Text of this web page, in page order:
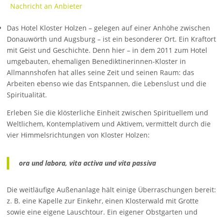
Nachricht an Anbieter
Das Hotel Kloster Holzen – gelegen auf einer Anhöhe zwischen
Donauwörth und Augsburg – ist ein besonderer Ort. Ein Kraftort
mit Geist und Geschichte. Denn hier – in dem 2011 zum Hotel
umgebauten, ehemaligen Benediktinerinnen-Kloster in
Allmannshofen hat alles seine Zeit und seinen Raum: das
Arbeiten ebenso wie das Entspannen, die Lebenslust und die
Spiritualität.
Erleben Sie die klösterliche Einheit zwischen Spirituellem und
Weltlichem, Kontemplativem und Aktivem, vermittelt durch die
vier Himmelsrichtungen von Kloster Holzen:
ora und labora, vita activa und vita passiva
Die weitläufige Außenanlage hält einige Überraschungen bereit:
z. B. eine Kapelle zur Einkehr, einen Klosterwald mit Grotte
sowie eine eigene Lauschtour. Ein eigener Obstgarten und